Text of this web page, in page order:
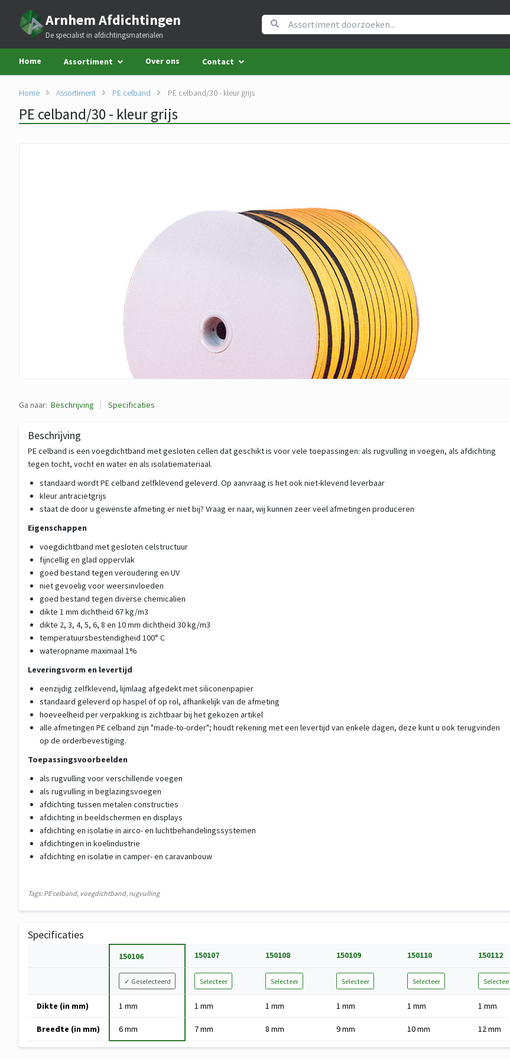
Arnhem Afdichtingen
De specialist in afdichtingsmaterialen
Home Assortiment Over ons Contact
Home Assortiment PE celband PE celband/30 - kleur grijs
PE celband/30 - kleur grijs
Ga naar: Beschrijving Specificaties
Beschrijving
PE celband is een voegdichtband met gesloten cellen dat geschikt is voor vele toepassingen: als rugvulling in voegen, als afdichting
tegen tocht, vocht en water en als isolatiemateriaal.
standaard wordt PE celband zelfklevend geleverd. Op aanvraag is het ook niet-klevend leverbaar
kleur antracietgrijs
staat de door u gewenste afmeting er niet bij? Vraag er naar, wij kunnen zeer veel afmetingen produceren
Eigenschappen
voegdichtband met gesloten celstructuur
fijncellig en glad oppervlak
goed bestand tegen veroudering en UV
niet gevoelig voor weersinvloeden
goed bestand tegen diverse chemicalien
dikte 1 mm dichtheid 67 kg/m3
dikte 2, 3, 4, 5, 6, 8 en 10 mm dichtheid 30 kg/m3
temperatuursbestendigheid 100° C
wateropname maximaal 1%
Leveringsvorm en levertijd
eenzijdig zelfklevend, lijmlaag afgedekt met siliconenpapier
standaard geleverd op haspel of op rol, afhankelijk van de afmeting
hoeveelheid per verpakking is zichtbaar bij het gekozen artikel
alle afmetingen PE celband zijn "made-to-order"; houdt rekening met een levertijd van enkele dagen, deze kunt u ook terugvinden
op de orderbevestiging.
Toepassingsvoorbeelden
als rugvulling voor verschillende voegen
als rugvulling in beglazingsvoegen
afdichting tussen metalen constructies
afdichting in beeldschermen en displays
afdichting en isolatie in airco- en luchtbehandelingssystemen
afdichtingen in koelindustrie
afdichting en isolatie in camper- en caravanbouw
Tags: PE celband, voegdichtband, rugvulling
Specificaties
Specificaties
150106 150107 150108 150109 150110 150112
✓ Geselecteerd Selecteer Selecteer Selecteer Selecteer Selecteer
Dikte (in mm) 1 mm 1 mm 1 mm 1 mm 1 mm 1 mm
Breedte (in mm) 6 mm 7 mm 8 mm 9 mm 10 mm 12 mm